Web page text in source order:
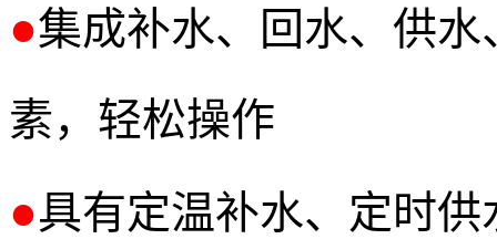
●集成补水、回水、供
素，轻松操作
●具有定温补水、定时